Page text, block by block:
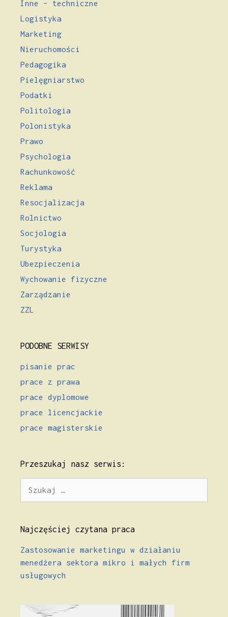
Inne – techniczne
Logistyka
Marketing
Nieruchomości
Pedagogika
Pielęgniarstwo
Podatki
Politologia
Polonistyka
Prawo
Psychologia
Rachunkowość
Reklama
Resocjalizacja
Rolnictwo
Socjologia
Turystyka
Ubezpieczenia
Wychowanie fizyczne
Zarządzanie
ZZL
PODOBNE SERWISY
pisanie prac
prace z prawa
prace dyplomowe
prace licencjackie
prace magisterskie
Przeszukaj nasz serwis:
Najczęściej czytana praca
Zastosowanie marketingu w działaniu
menedżera sektora mikro i małych firm
usługowych